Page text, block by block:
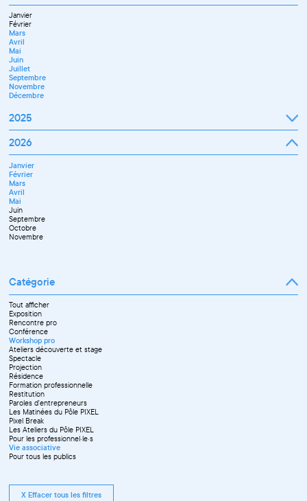
Juin
Juillet
Septembre
Octobre
Novembre
Décembre
Mars
Avril
Mai
Juin
Septembre
Octobre
Novembre
Décembre
Janvier
Février
Mars
Avril
Mai
Juin
Juillet
Septembre
Novembre
Décembre
2025
Janvier
Février
Mars
Avril
Mai
Juin
Juillet
Septembre
Octobre
Novembre
Décembre
2026
Janvier
Février
Mars
Avril
Mai
Juin
Septembre
Octobre
Novembre
Catégorie
Tout afficher
Exposition
Rencontre pro
Conférence
Workshop pro
Ateliers découverte et stage
Spectacle
Projection
Résidence
Formation professionnelle
Restitution
Paroles d'entrepreneurs
Les Matinées du Pôle PIXEL
Pixel Break
Les Ateliers du Pôle PIXEL
Pour les professionnel·le·s
Vie associative
Pour tous les publics
X Effacer tous les filtres